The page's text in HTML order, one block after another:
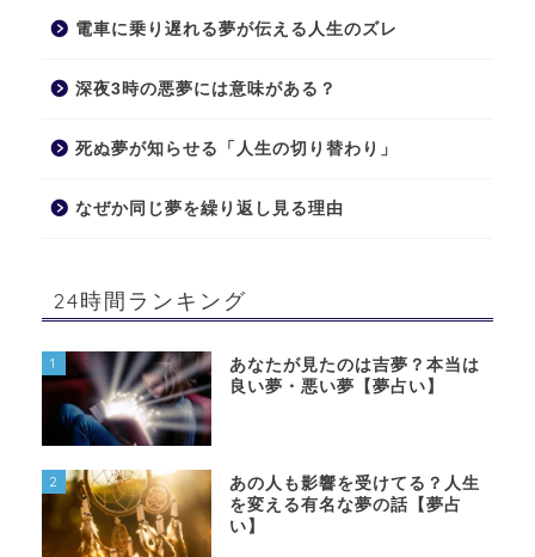
電車に乗り遅れる夢が伝える人生のズレ
深夜3時の悪夢には意味がある？
死ぬ夢が知らせる「人生の切り替わり」
なぜか同じ夢を繰り返し見る理由
24時間ランキング
1
あなたが見たのは吉夢？本当は
良い夢・悪い夢【夢占い】
2
あの人も影響を受けてる？人生
を変える有名な夢の話【夢占
い】